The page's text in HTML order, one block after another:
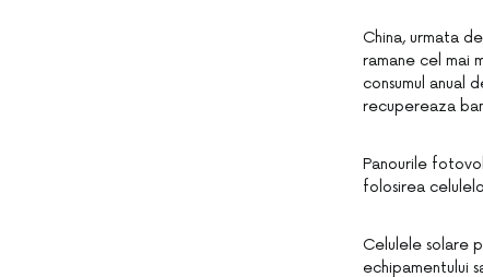
China, urmata
ramane cel mai
consumul anual
recupereaza
Panourile
folosirea
Celulele solare
echipamentului